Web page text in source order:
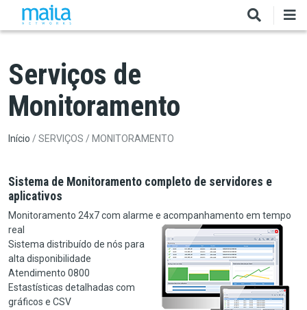
Pular para o conteúdo principal
Serviços de
Monitoramento
Trilha de navegação
Início SERVIÇOS MONITORAMENTO
Sistema de Monitoramento completo de servidores e
aplicativos
Monitoramento 24x7 com alarme e acompanhamento em tempo
real
Sistema distribuído de nós para
alta disponibilidade
Atendimento 0800
Estastísticas detalhadas com
gráficos e CSV